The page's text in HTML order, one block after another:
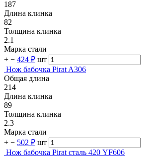
187
Длина клинка
82
Толщина клинка
2.1
Марка стали
+ − 424 ₽ шт
Нож бабочка Pirat A306
Общая длина
214
Длина клинка
89
Толщина клинка
2.3
Марка стали
+ − 502 ₽ шт
Нож бабочка Pirat сталь 420 YF606